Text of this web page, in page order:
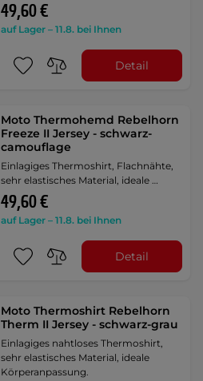
49,60 €
auf Lager – 11.8. bei Ihnen
Detail
Moto Thermohemd Rebelhorn
Freeze II Jersey - schwarz-
camouflage
Einlagiges Thermoshirt, Flachnähte,
sehr elastisches Material, ideale …
49,60 €
auf Lager – 11.8. bei Ihnen
Detail
Moto Thermoshirt Rebelhorn
Therm II Jersey - schwarz-grau
Einlagiges nahtloses Thermoshirt,
sehr elastisches Material, ideale
Körperanpassung.